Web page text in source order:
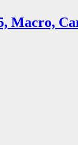
Macro,